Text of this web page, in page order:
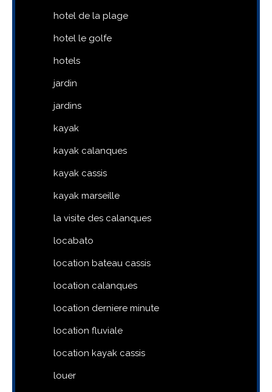
hotel de la plage
hotel le golfe
hotels
jardin
jardins
kayak
kayak calanques
kayak cassis
kayak marseille
la visite des calanques
locabato
location bateau cassis
location calanques
location derniere minute
location fluviale
location kayak cassis
louer